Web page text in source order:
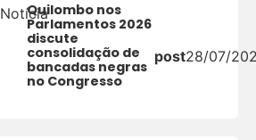
NotíciaQuilombo nos
Parlamentos 2026
discute
consolidação de
bancadas negras
no Congresso
post28/07/